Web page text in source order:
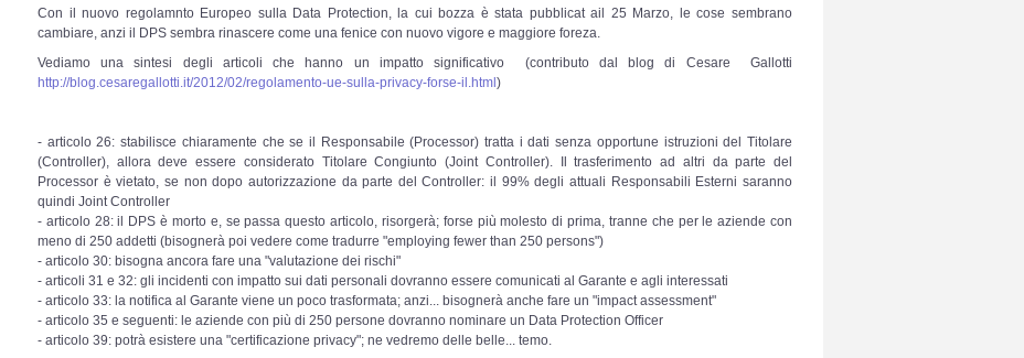
Con il nuovo regolamnto Europeo sulla Data Protection, la cui bozza è stata pubblicat ail 25 Marzo, le cose sembrano
cambiare, anzi il DPS sembra rinascere come una fenice con nuovo vigore e maggiore foreza.
Vediamo una sintesi degli articoli che hanno un impatto significativo (contributo dal blog di Cesare Gallotti
http://blog.cesaregallotti.it/2012/02/regolamento-ue-sulla-privacy-forse-il.html)
- articolo 26: stabilisce chiaramente che se il Responsabile (Processor) tratta i dati senza opportune istruzioni del Titolare
(Controller), allora deve essere considerato Titolare Congiunto (Joint Controller). Il trasferimento ad altri da parte del
Processor è vietato, se non dopo autorizzazione da parte del Controller: il 99% degli attuali Responsabili Esterni saranno
quindi Joint Controller
- articolo 28: il DPS è morto e, se passa questo articolo, risorgerà; forse più molesto di prima, tranne che per le aziende con
meno di 250 addetti (bisognerà poi vedere come tradurre "employing fewer than 250 persons")
- articolo 30: bisogna ancora fare una "valutazione dei rischi"
- articoli 31 e 32: gli incidenti con impatto sui dati personali dovranno essere comunicati al Garante e agli interessati
- articolo 33: la notifica al Garante viene un poco trasformata; anzi... bisognerà anche fare un "impact assessment"
- articolo 35 e seguenti: le aziende con più di 250 persone dovranno nominare un Data Protection Officer
- articolo 39: potrà esistere una "certificazione privacy"; ne vedremo delle belle... temo.